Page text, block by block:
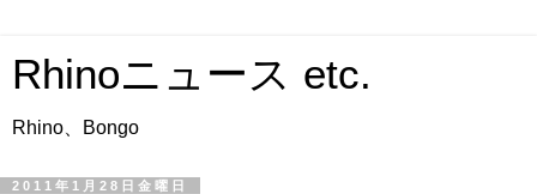
Rhinoニュース etc.
Rhino、Bongo
2011年1月28日金曜日